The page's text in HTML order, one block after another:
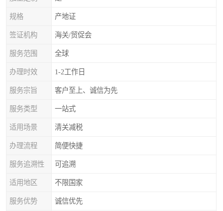
规格 产地证
签证机构 海关/贸促会
服务范围 全球
办理时效 1-2工作日
服务宗旨 客户至上、诚信为先
服务类型 一站式
适用场景 清关减税
办理流程 简便快捷
服务追溯性 可追溯
适用地区 不限国家
服务优势 诚信优先